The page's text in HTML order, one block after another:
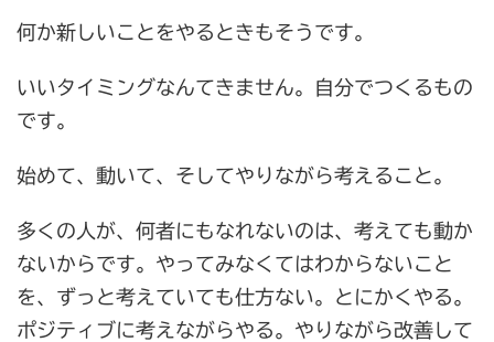
何か新しいことをやるときもそうです。
いいタイミングなんてきません。自分でつくるもの
です。
始めて、動いて、そしてやりながら考えること。
多くの人が、何者にもなれないのは、考えても動か
ないからです。やってみなくてはわからないこと
を、ずっと考えていても仕方ない。とにかくやる。
ポジティブに考えながらやる。やりながら改善して